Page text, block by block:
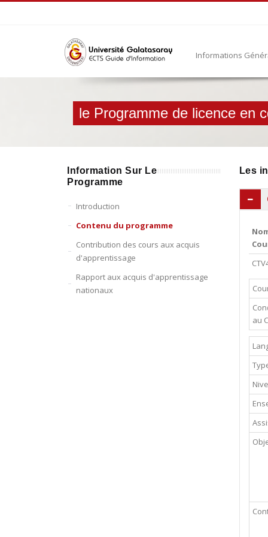
Informations
le Programme de licence en
Information Sur Le
Programme
Introduction
Contenu du programme
Contribution des cours aux acquis
d'apprentissage
Rapport aux acquis d'apprentissage
nationaux
Les
au